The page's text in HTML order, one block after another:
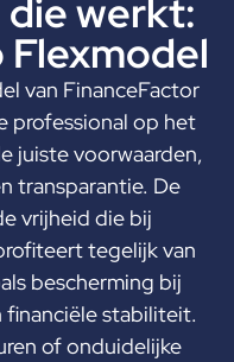
die werkt:
Flexmodel
van FinanceFactor
professional op het
juiste voorwaarden,
transparantie. De
vrijheid die bij
tegelijk van
bescherming bij
stabiliteit.
of onduidelijke